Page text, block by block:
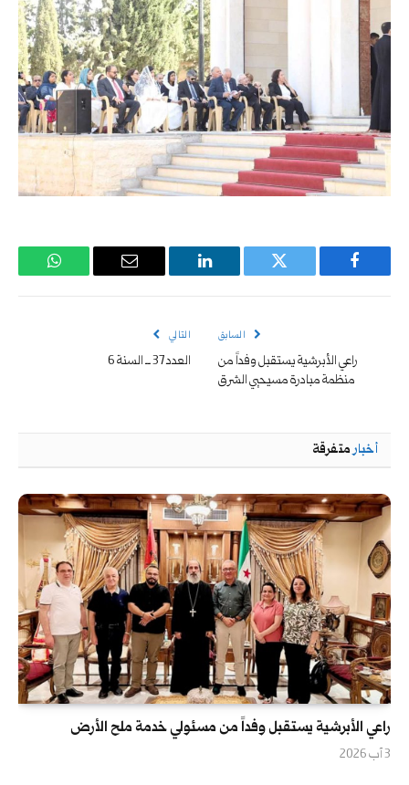
فيسبوك تويتر لينكدإن
البريد
واتساب
السابق
راعي الأبرشية يستقبل وفداً من
منظمة مبادرة مسيحيي الشرق
التالي
العدد 37 ــ السنة 6
أخبارمتفرقة
راعي الأبرشية يستقبل وفداً من مسئولي خدمة ملح الأرض
3 آب 2026